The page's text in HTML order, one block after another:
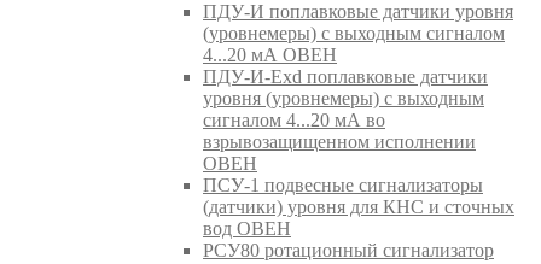
ПДУ-И поплавковые датчики уровня
(уровнемеры) с выходным сигналом
4...20 мА ОВЕН
ПДУ-И-Exd поплавковые датчики
уровня (уровнемеры) с выходным
сигналом 4...20 мА во
взрывозащищенном исполнении
ОВЕН
ПСУ-1 подвесные сигнализаторы
(датчики) уровня для КНС и сточных
вод ОВЕН
РСУ80 ротационный сигнализатор